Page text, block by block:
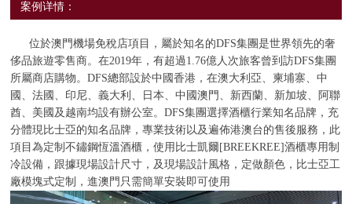
案例详情：
位於澳門機場免稅店項目，屬於知名的DFS集團是世界領先的奢
侈品旅遊零售商。在2019年，有超過1.76億人次旅客曾到訪DFS集團
所屬商店購物。DFS總部設於中國香港，在澳大利亞、柬埔寨、中
國、法國、印尼、義大利、日本、中國澳門、新西蘭、新加坡、阿聯
酋、美國及越南均設有辦公室。DFS集團選擇酒櫃行業知名品牌，充
分體現比士亞的知名品牌，專業技術以及遍佈港澳台的售後服務，此
項目為定制不鏽鋼恆溫酒櫃，使用比士凱爾[BREEKREE]酒櫃專用制
冷設備，跟據現場設計尺寸，及現場設計風格，定做顏色，比士亞工
廠模塊式定制，進澳門只需簡單安裝即可使用